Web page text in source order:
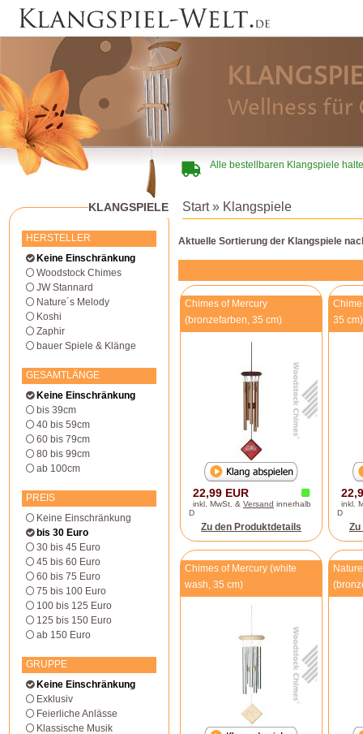
Wellness für
Alle bestellbaren Klangspiele
KLANGSPIELE
HERSTELLER
Keine Einschränkung
Woodstock Chimes
JW Stannard
Nature´s Melody
Koshi
Zaphir
bauer Spiele & Klänge
GESAMTLÄNGE
Keine Einschränkung
bis 39cm
40 bis 59cm
60 bis 79cm
80 bis 99cm
ab 100cm
PREIS
Keine Einschränkung
bis 30 Euro
30 bis 45 Euro
45 bis 60 Euro
60 bis 75 Euro
75 bis 100 Euro
100 bis 125 Euro
125 bis 150 Euro
ab 150 Euro
GRUPPE
Keine Einschränkung
Exklusiv
Feierliche Anlässe
Klassische Musik
Start» Klangspiele
Aktuelle Sortierung der Klangspiele
Chimes of Mercury
(bronzefarben, 35 cm)
22,99 EUR
inkl. MwSt. & Versand innerhalb
D
Zu den Produktdetails
35 cm)
inkl.
D
Chimes of Mercury (white
wash, 35 cm)